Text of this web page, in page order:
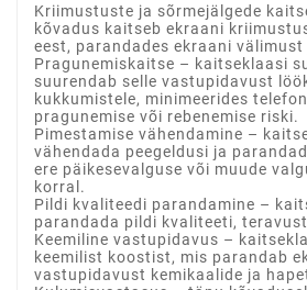
Kriimustuste ja sõrmejälgede
kõvadus kaitseb ekraani
eest, parandades ekraani
Pragunemiskaitse – kaitseklaasi
suurendab selle vastupidavust
kukkumistele, minimeerides
pragunemise või rebenemise riski.
Pimestamise vähendamine –
vähendada peegeldusi ja
ere päikesevalguse või muude
korral.
Pildi kvaliteedi parandamine –
parandada pildi kvaliteeti,
Keemiline vastupidavus –
keemilist koostist, mis parandab
vastupidavust kemikaalide ja